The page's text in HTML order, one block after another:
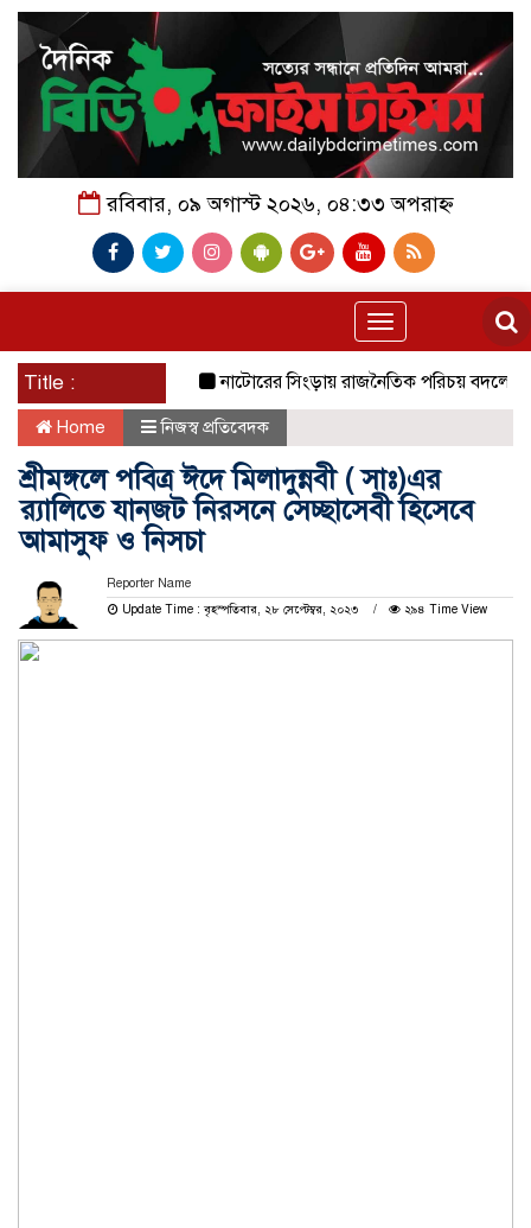
রবিবার, ০৯ অগাস্ট ২০২৬, ০৪:৩৩ অপরাহ্ন
Toggle
navigation
Title : নাটোরের সিংড়ায় রাজনৈতিক পরিচয় বদলে
Home নিজস্ব প্রতিবেদক
শ্রীমঙ্গলে পবিত্র ঈদে মিলাদুন্নবী ( সাঃ)এর
র‍্যালিতে যানজট নিরসনে সেচ্ছাসেবী হিসেবে
আমাসুফ ও নিসচা
Reporter Name
Update Time : বৃহস্পতিবার, ২৮ সেপ্টেম্বর, ২০২৩
২৯৪ Time View